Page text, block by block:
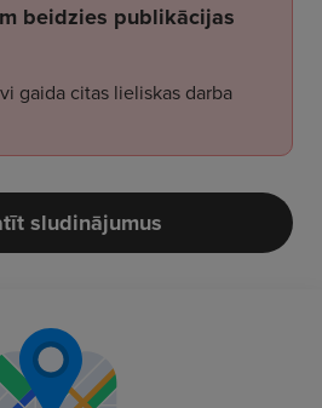
beidzies publikācijas
gaida citas lieliskas darba
sludinājumus